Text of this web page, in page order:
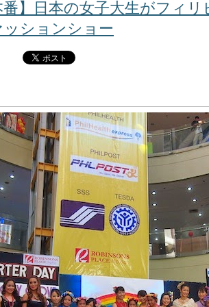
番】日本の女子大生がフィ
ションショー